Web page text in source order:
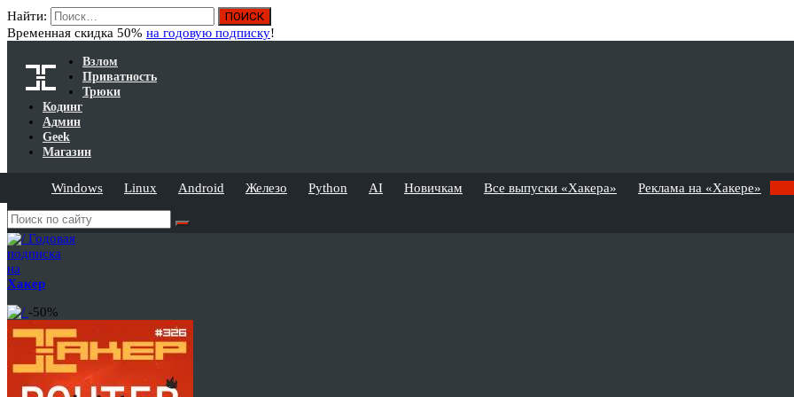
Найти:
Временная скидка 50% на годовую подписку!
Взлом
Приватность
Трюки
Кодинг
Админ
Geek
Магазин
Windows Linux Android Железо Python AI Новичкам Все выпуски «Хакера» Реклама на «Хакере»
Годовая
подписка
на
Хакер
-50%